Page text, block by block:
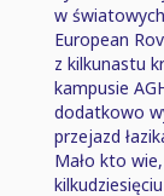
w
European
z kilkunastu
kampusie
dodatkowo
przejazd
Mało kto